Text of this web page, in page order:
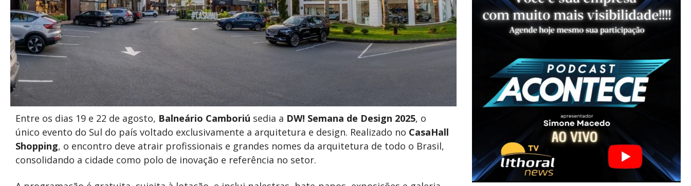
Entre os dias 19 e 22 de agosto, Balneário Camboriú sedia a DW! Semana de Design 2025, o
único evento do Sul do país voltado exclusivamente a arquitetura e design. Realizado no CasaHall
Shopping, o encontro deve atrair profissionais e grandes nomes da arquitetura de todo o Brasil,
consolidando a cidade como polo de inovação e referência no setor.